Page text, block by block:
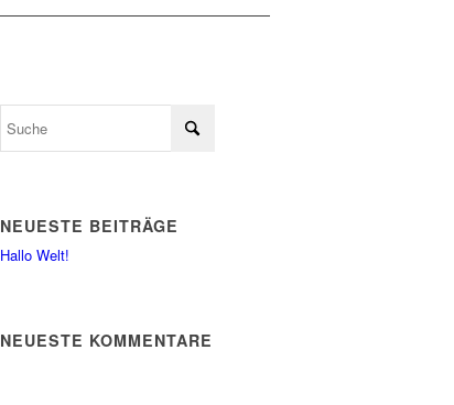
NEUESTE BEITRÄGE
Hallo Welt!
NEUESTE KOMMENTARE